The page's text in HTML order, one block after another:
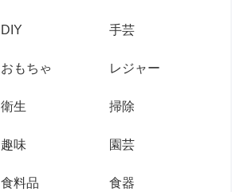
DIY 手芸
おもちゃ レジャー
衛生 掃除
趣味 園芸
食料品 食器